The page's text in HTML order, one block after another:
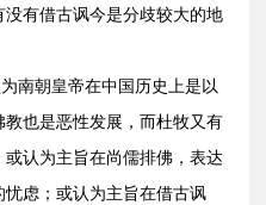
有借古讽今是分歧较大的地
南朝皇帝在中国历史上是以
也是恶性发展，而杜牧又有
认为主旨在尚儒排佛，表达
虑；或认为主旨在借古讽